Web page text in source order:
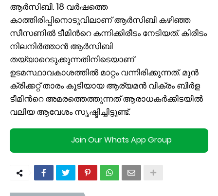
ആര്‍സിബി. 18 വര്‍ഷത്തെ
കാത്തിരിപ്പിനൊടുവിലാണ് ആര്‍സിബി കഴിഞ്ഞ
സീസണില്‍ ടീമിന്‍റെ കന്നിക്കിരീടം നേടിയത്. കിരീടം
നിലനിർത്താൻ ആർസിബി
തയ്യാറെടുക്കുന്നതിനിടെയാണ്
ഉടമസ്ഥാവകാശത്തില്‍ മാറ്റം വന്നിരിക്കുന്നത്. മുൻ
ക്രിക്കറ്റ് താരം കൂടിയായ ആര്യമൻ വിക്രം ബിർള
ടീമിന്‍റെ അമരത്തെത്തുന്നത് ആരാധകർക്കിടയിൽ
വലിയ ആവേശം സൃഷ്ടിച്ചിട്ടുണ്ട്.
Join Our Whats App Group